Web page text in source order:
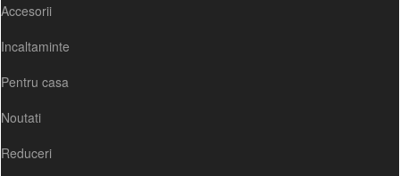
Accesorii
Incaltaminte
Pentru casa
Noutati
Reduceri